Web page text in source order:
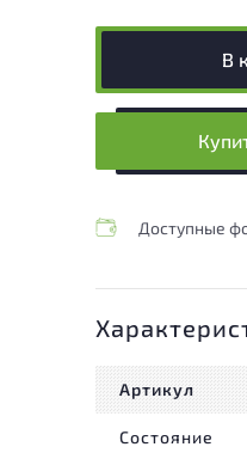
В
Доступные
Артикул
Состояние